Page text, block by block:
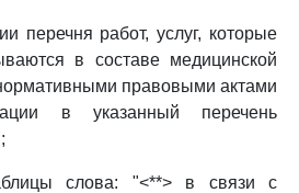
перечня работ, услуг, которые
в составе медицинской
правовыми актами
в указанный перечень
слова: "<**> в связи с